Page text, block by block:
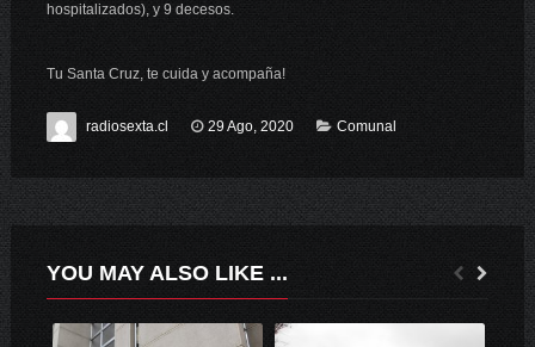
hospitalizados), y 9 decesos.
Tu Santa Cruz, te cuida y acompaña!
radiosexta.cl 29 Ago, 2020 Comunal
YOU MAY ALSO LIKE ...